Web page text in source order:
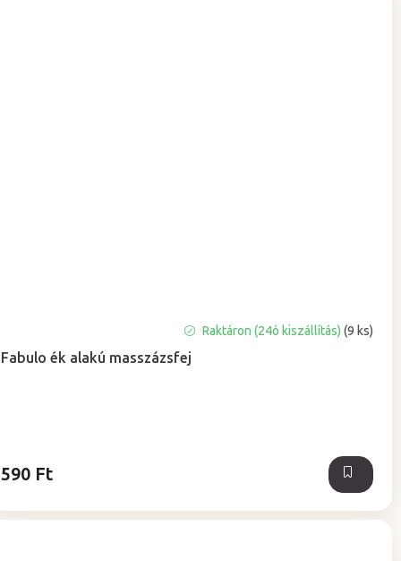
Fabulo ék alakú masszázsfej
Raktáron (24ó kiszállítás) (9 ks)
590 Ft